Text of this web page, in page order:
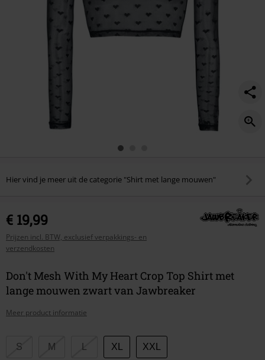
Hier vind je meer uit de categorie "Shirt met lange mouwen"
€ 19,99
Prijzen incl. BTW, exclusief verpakkings- en
verzendkosten
Don't Mesh With My Heart Crop Top Shirt met
lange mouwen zwart van Jawbreaker
Meer product informatie
Kies
S M XL XXL